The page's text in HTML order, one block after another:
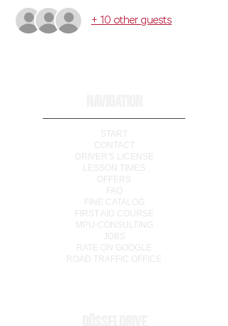
+ 10 other guests
START
CONTACT
DRIVER'S LICENSE
LESSON TIMES
OFFERS
FAQ
FINE CATALOG
FIRST AID COURSE
MPU-CONSULTING
JOBS
RATE ON GOOGLE
ROAD TRAFFIC OFFICE